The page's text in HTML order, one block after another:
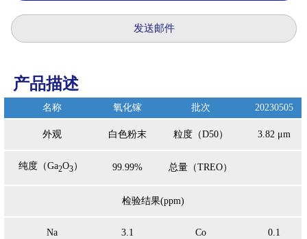
发送邮件
产品描述
名称 氧化镓 批次 20230505
外观 白色粉末 粒度（D50） 3.82 μm
纯度（Ga2O3） 99.99% 总量（TREO）
检验结果(ppm)
Na 3.1 Co 0.1